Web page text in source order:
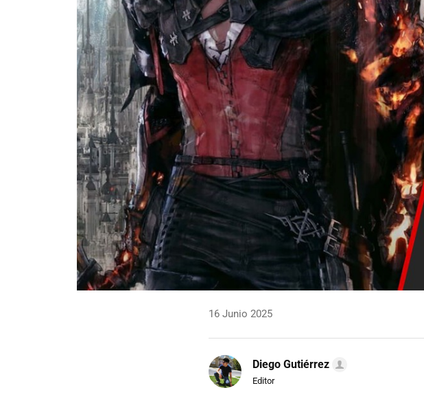
16 Junio 2025
Diego Gutiérrez
Editor